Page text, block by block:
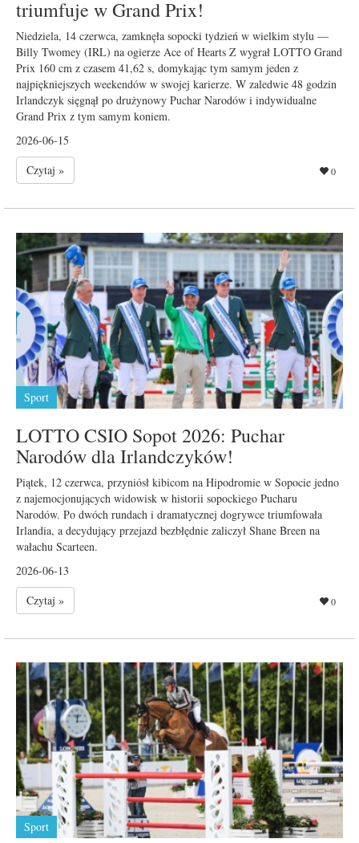
triumfuje w Grand Prix!
Niedziela, 14 czerwca, zamknęła sopocki tydzień w wielkim stylu —
Billy Twomey (IRL) na ogierze Ace of Hearts Z wygrał LOTTO Grand
Prix 160 cm z czasem 41,62 s, domykając tym samym jeden z
najpiękniejszych weekendów w swojej karierze. W zaledwie 48 godzin
Irlandczyk sięgnął po drużynowy Puchar Narodów i indywidualne
Grand Prix z tym samym koniem.
2026-06-15
Czytaj »
0
Sport
LOTTO CSIO Sopot 2026: Puchar
Narodów dla Irlandczyków!
Piątek, 12 czerwca, przyniósł kibicom na Hipodromie w Sopocie jedno
z najemocjonujących widowisk w historii sopockiego Pucharu
Narodów. Po dwóch rundach i dramatycznej dogrywce triumfowała
Irlandia, a decydujący przejazd bezbłędnie zaliczył Shane Breen na
wałachu Scarteen.
2026-06-13
Czytaj »
0
Sport